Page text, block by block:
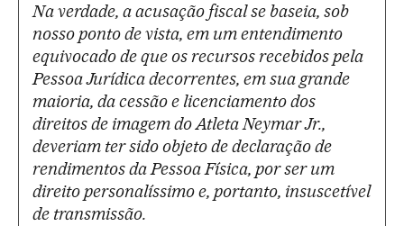
Na verdade, a acusação fiscal se baseia, sob
nosso ponto de vista, em um entendimento
equivocado de que os recursos recebidos pela
Pessoa Jurídica decorrentes, em sua grande
maioria, da cessão e licenciamento dos
direitos de imagem do Atleta Neymar Jr.,
deveriam ter sido objeto de declaração de
rendimentos da Pessoa Física, por ser um
direito personalíssimo e, portanto, insuscetível
de transmissão.